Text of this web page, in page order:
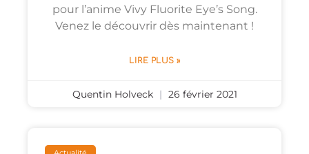
pour l’anime Vivy Fluorite Eye’s Song.
Venez le découvrir dès maintenant !
LIRE PLUS »
Quentin Holveck 26 février 2021